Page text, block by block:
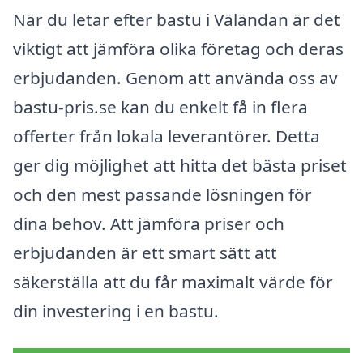
När du letar efter bastu i Väländan är det
viktigt att jämföra olika företag och deras
erbjudanden. Genom att använda oss av
bastu-pris.se kan du enkelt få in flera
offerter från lokala leverantörer. Detta
ger dig möjlighet att hitta det bästa priset
och den mest passande lösningen för
dina behov. Att jämföra priser och
erbjudanden är ett smart sätt att
säkerställa att du får maximalt värde för
din investering i en bastu.